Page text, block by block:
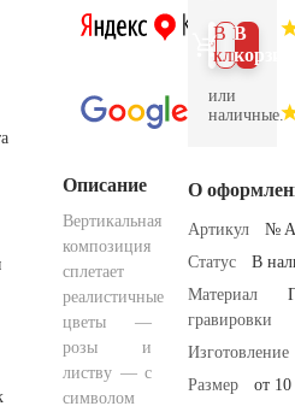
Описание
Вертикальная
композиция
сплетает
реалистичные
цветы —
розы и
листву — с
символом
В
В 1
клик
или
наличные.
О
Артикул
№
Статус
В
Материал
гравировки
Изготовление
Размер
от